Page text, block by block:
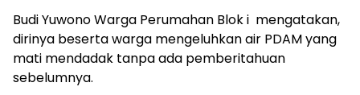
Budi Yuwono Warga Perumahan Blok i mengatakan,
dirinya beserta warga mengeluhkan air PDAM yang
mati mendadak tanpa ada pemberitahuan
sebelumnya.